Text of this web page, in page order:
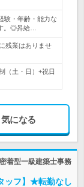
験・年齢・能力な
。◎昇給…
残業はありませ
（土・日）+祝日
気になる
着型一級建築士事務
ッフ】★転勤なし